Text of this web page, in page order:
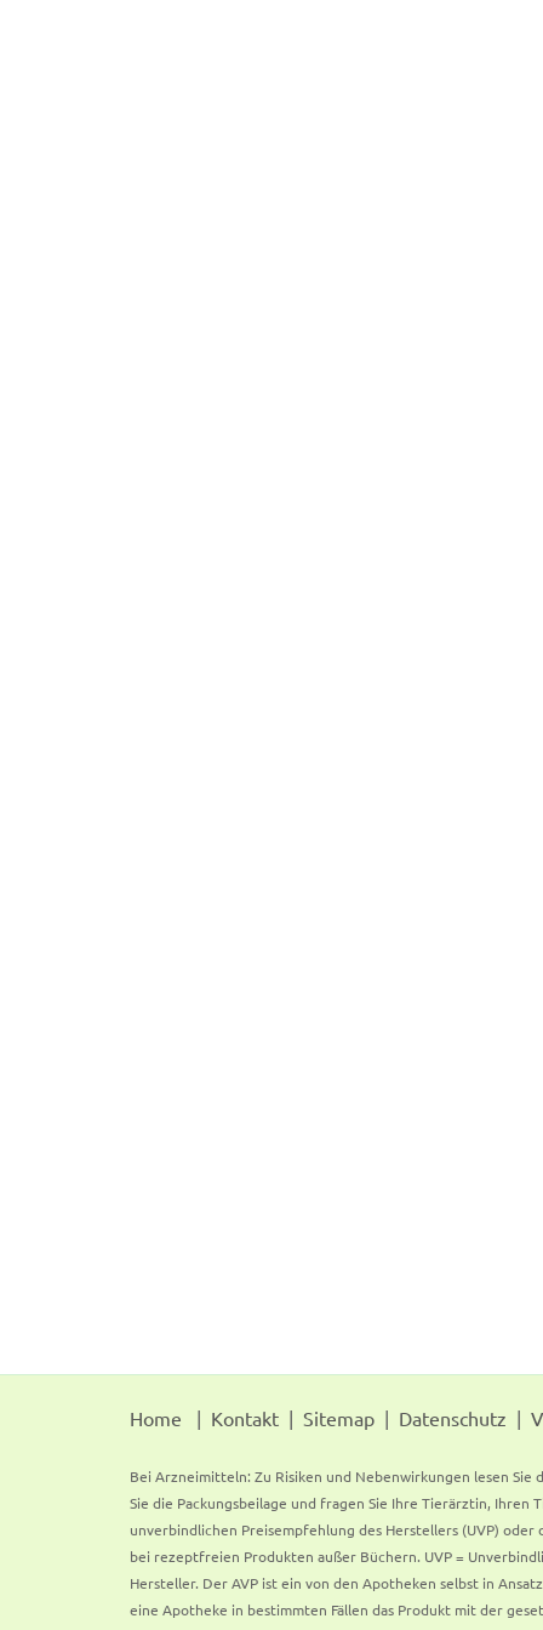
Home Kontakt Sitemap Datenschutz
Bei Arzneimitteln: Zu Risiken und Nebenwirkungen lesen
Sie die Packungsbeilage und fragen Sie Ihre Tierärztin,
unverbindlichen Preisempfehlung des Herstellers (UVP)
bei rezeptfreien Produkten außer Büchern. UVP =
Hersteller. Der AVP ist ein von den Apotheken selbst in
eine Apotheke in bestimmten Fällen das Produkt mit der